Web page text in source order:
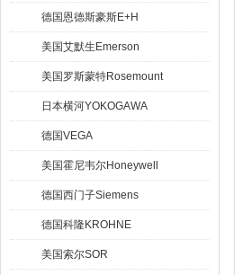
德国恩德斯豪斯E+H
美国艾默生Emerson
美国罗斯蒙特Rosemount
日本横河YOKOGAWA
德国VEGA
美国霍尼韦尔Honeywell
德国西门子Siemens
德国科隆KROHNE
美国索尔SOR